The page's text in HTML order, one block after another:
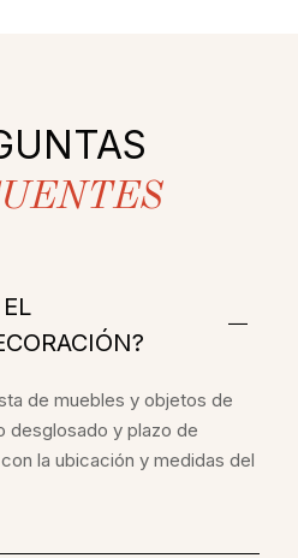
de muebles y objetos de
desglosado y plazo de
la ubicación y medidas del